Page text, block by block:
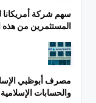
سهم شركة أمريكانا
المستثمرين من هذه
مصرف أبوظبي
والحسابات الإسلامية